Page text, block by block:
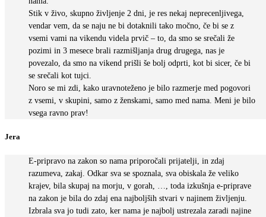
Stik v živo, skupno življenje 2 dni, je res nekaj neprecenljivega,
vendar vem, da se naju ne bi dotaknili tako močno, če bi se z
vsemi vami na vikendu videla prvič – to, da smo se srečali že
pozimi in 3 mesece brali razmišljanja drug drugega, nas je
povezalo, da smo na vikend prišli še bolj odprti, kot bi sicer, če bi
se srečali kot tujci.
Noro se mi zdi, kako uravnoteženo je bilo razmerje med pogovori
z vsemi, v skupini, samo z ženskami, samo med nama. Meni je bilo
vsega ravno prav!
Jera
E-pripravo na zakon so nama priporočali prijatelji, in zdaj
razumeva, zakaj. Odkar sva se spoznala, sva obiskala že veliko
krajev, bila skupaj na morju, v gorah, …, toda izkušnja e-priprave
na zakon je bila do zdaj ena najboljših stvari v najinem življenju.
Izbrala sva jo tudi zato, ker nama je najbolj ustrezala zaradi najine